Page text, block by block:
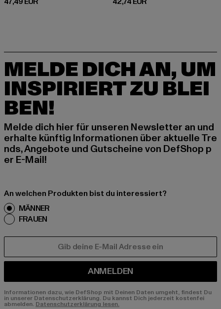
MELDE DICH AN, UM
INSPIRIERT ZU BLEI
BEN!
Melde dich hier für unseren Newsletter an und
erhalte künftig Informationen über aktuelle Tre
nds, Angebote und Gutscheine von DefShop p
er E-Mail!
An welchen Produkten bist du interessiert?
MÄNNER
FRAUEN
ANMELDEN
Informationen dazu, wie DefShop mit Deinen Daten umgeht, findest Du
in unserer Datenschutzerklärung. Du kannst Dich jederzeit kostenfei
abmelden. Datenschutzerklärung lesen.